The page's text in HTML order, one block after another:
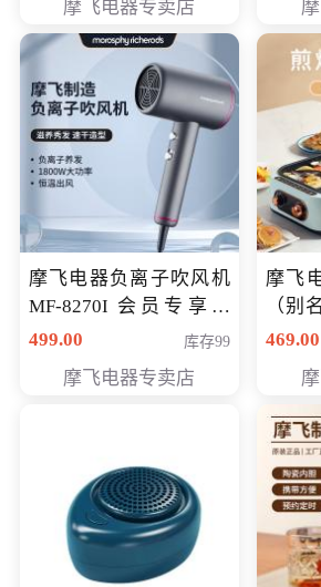
摩飞电器专卖店
摩飞电器负离子吹风机
MF-8270I 会员专享价
369元
499.00 库存99
摩飞电器专卖店
摩飞
（别
号MF-
469.00